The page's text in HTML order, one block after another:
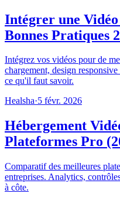
Intégrer une
Bonnes Pratiques
Intégrez vos vidéos pour de
chargement, design
ce qu'il faut savoir.
Healsha·5 févr. 2026
Hébergement
Plateformes Pro
Comparatif des meilleures
entreprises. Analytics,
à côte.